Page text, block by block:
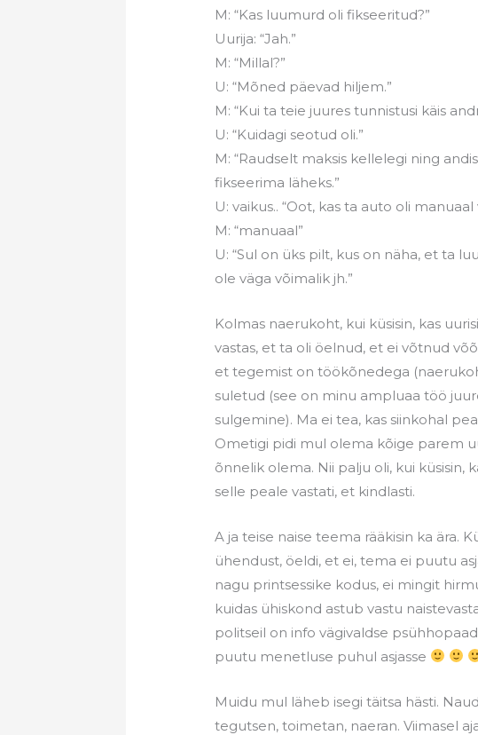
M: “Kas luumurd oli fikseeritud?”
Uurija: “Jah.”
M: “Millal?”
U: “Mõned päevad hiljem.”
M: “Kui ta teie juures tunnistusi käis
U: “Kuidagi seotud oli.”
M: “Raudselt maksis kellelegi ning
fikseerima läheks.”
U: vaikus.. “Oot, kas ta auto oli
M: “manuaal”
U: “Sul on üks pilt, kus on näha, et ta
ole väga võimalik jh.”
Kolmas naerukoht, kui küsisin, kas
vastas, et ta oli öelnud, et ei võtnud
et tegemist on töökõnedega
suletud (see on minu ampluaa töö
sulgemine). Ma ei tea, kas siinkohal
Ometigi pidi mul olema kõige parem
õnnelik olema. Nii palju oli, kui küsisin,
selle peale vastati, et kindlasti.
A ja teise naise teema rääkisin ka ära.
ühendust, öeldi, et ei, tema ei puutu
nagu printsessike kodus, ei mingit
kuidas ühiskond astub vastu
politseil on info vägivaldse
puutu menetluse puhul asjasse
Muidu mul läheb isegi täitsa hästi.
tegutsen, toimetan, naeran. Viimasel